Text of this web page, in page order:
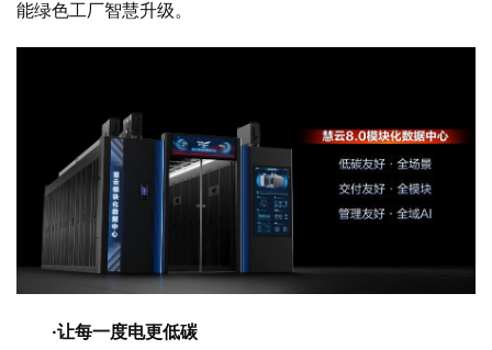
能绿色工厂智慧升级。
·让每一度电更低碳